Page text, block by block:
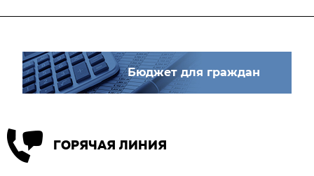
Бюджет для граждан
ГОРЯЧАЯ ЛИНИЯ